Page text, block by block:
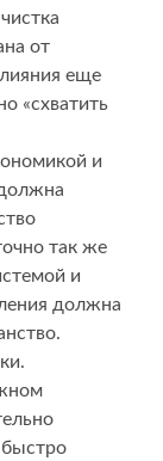
от
еще
«схватить
и
так же
и
должна